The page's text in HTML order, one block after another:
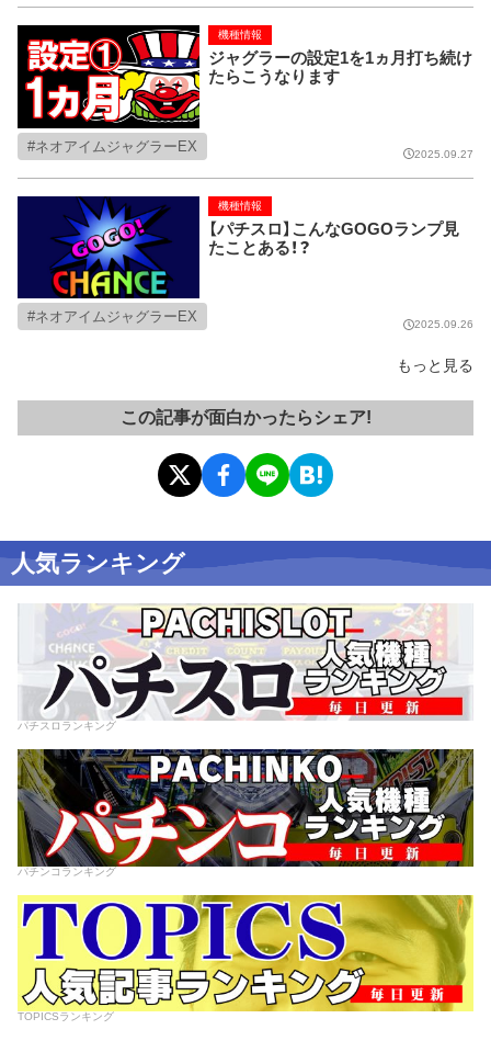
ジャグラーの設定1を1ヵ月打ち続け
たらこうなります
機種情報
ネオアイムジャグラーEX 2025.09.27
【パチスロ】こんなGOGOランプ見
たことある！？
機種情報
ネオアイムジャグラーEX 2025.09.26
もっと見る
この記事が面白かったらシェア!
人気ランキング
パチスロランキング
パチンコランキング
TOPICSランキング